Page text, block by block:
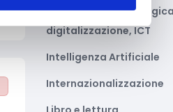
Innovazione
digitalizzazione, ICT
Intelligenza Artificiale
Internazionalizzazione